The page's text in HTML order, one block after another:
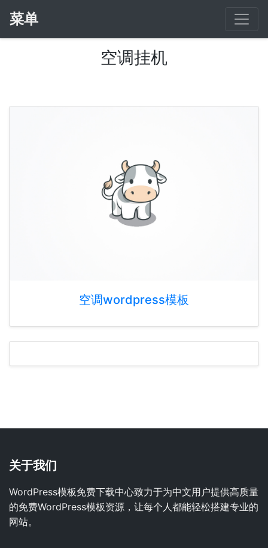
菜单
空调挂机
空调wordpress模板
关于我们
WordPress模板免费下载中心致力于为中文用户提供高质量
的免费WordPress模板资源，让每个人都能轻松搭建专业的
网站。